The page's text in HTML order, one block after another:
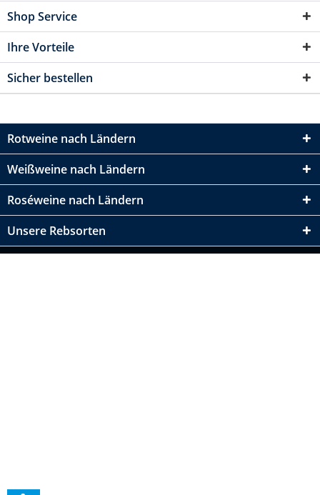
Shop Service
Ihre Vorteile
Sicher bestellen
Rotweine nach Ländern
Weißweine nach Ländern
Roséweine nach Ländern
Unsere Rebsorten